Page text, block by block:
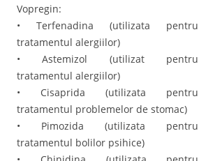
Vopregin:
• Terfenadina (utilizata pentru
tratamentul alergiilor)
• Astemizol (utilizat pentru
tratamentul alergiilor)
• Cisaprida (utilizata pentru
tratamentul problemelor de stomac)
• Pimozida (utilizata pentru
tratamentul bolilor psihice)